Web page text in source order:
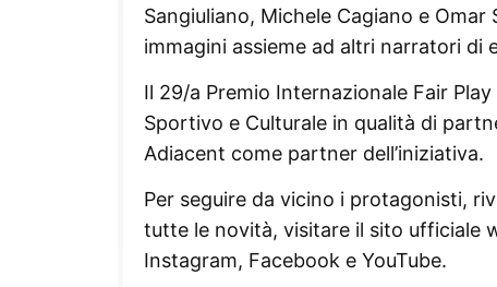
Sangiuliano, Michele Cagiano e
immagini assieme ad altri narratori di
Il 29/a Premio Internazionale Fair
Sportivo e Culturale in qualità di
Adiacent come partner dell’iniziativa.
Per seguire da vicino i protagonisti,
tutte le novità, visitare il sito ufficiale
Instagram, Facebook e YouTube.